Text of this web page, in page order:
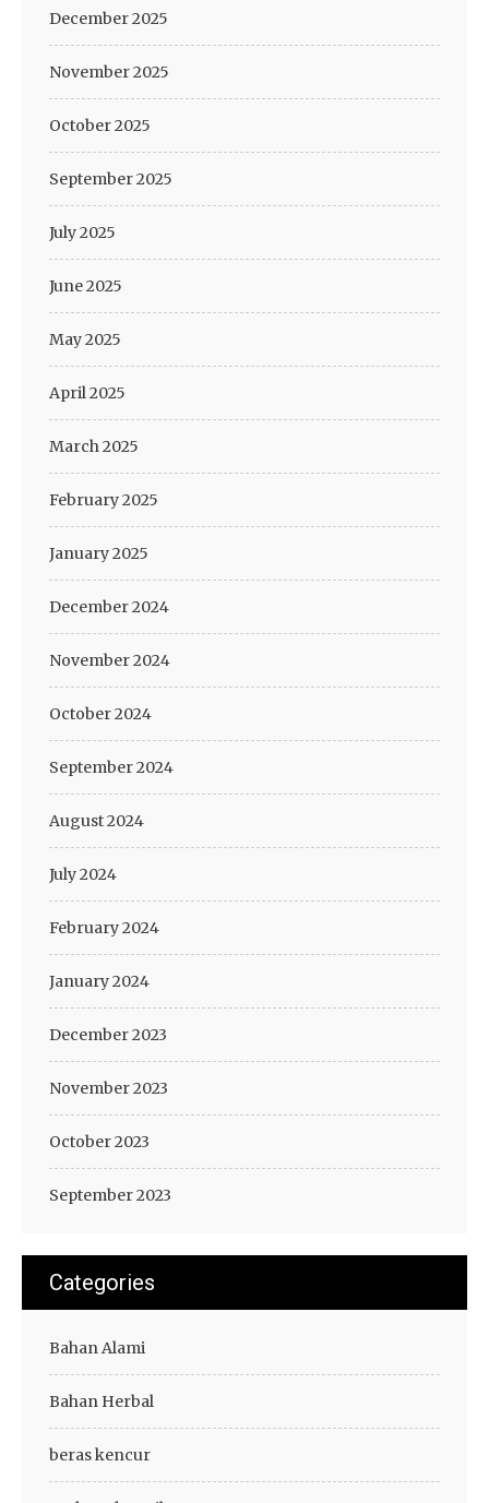
December 2025
November 2025
October 2025
September 2025
July 2025
June 2025
May 2025
April 2025
March 2025
February 2025
January 2025
December 2024
November 2024
October 2024
September 2024
August 2024
July 2024
February 2024
January 2024
December 2023
November 2023
October 2023
September 2023
Categories
Bahan Alami
Bahan Herbal
beras kencur